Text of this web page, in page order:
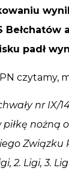
Bełchatów
padł
czytamy,
nr IX/
nożną
Związku
2. Ligi, 3.